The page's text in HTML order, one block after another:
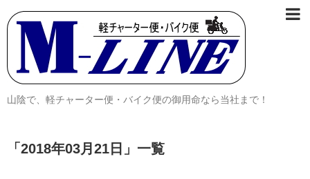
山陰で、軽チャーター便・バイク便の御用命なら当社まで！
「 2018年03月21日 」 一覧